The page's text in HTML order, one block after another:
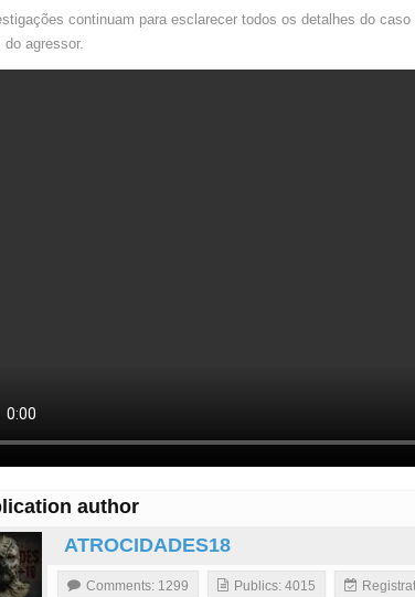
continuam para esclarecer todos os detalhes do
agressor.
author
ATROCIDADES18
Comments: 1299 Publics: 4015